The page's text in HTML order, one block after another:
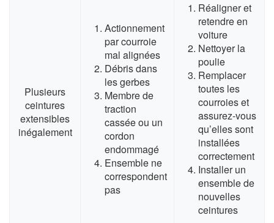
Plusieurs
ceintures
extensibles
inégalement
Actionnement
par courroie
mal alignées
Débris dans
les gerbes
Membre de
traction
cassée ou un
cordon
endommagé
Ensemble ne
correspondent
pas
Réaligner et
retendre en
voiture
Nettoyer la
poulie
Remplacer
toutes les
courroies et
assurez-vous
qu’elles sont
installées
correctement
Installer un
ensemble de
nouvelles
ceintures